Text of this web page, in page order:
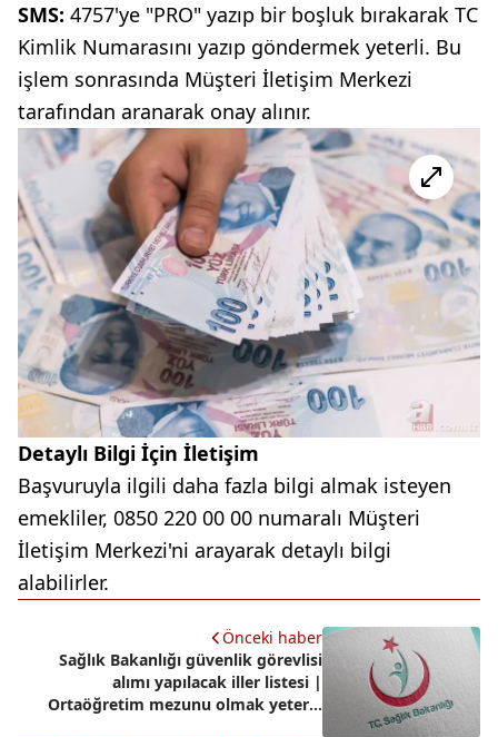
SMS: 4757'ye "PRO" yazıp bir boşluk bırakarak TC
Kimlik Numarasını yazıp göndermek yeterli. Bu
işlem sonrasında Müşteri İletişim Merkezi
tarafından aranarak onay alınır.
Detaylı Bilgi İçin İletişim
Başvuruyla ilgili daha fazla bilgi almak isteyen
emekliler, 0850 220 00 00 numaralı Müşteri
İletişim Merkezi'ni arayarak detaylı bilgi
alabilirler.
Önceki haber
Sağlık Bakanlığı güvenlik görevlisi
alımı yapılacak iller listesi |
Ortaöğretim mezunu olmak yeterli: